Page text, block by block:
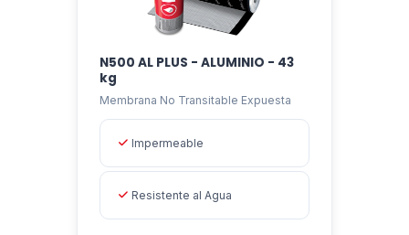
N500 AL PLUS - ALUMINIO - 43
kg
Membrana No Transitable Expuesta
Impermeable
Resistente al Agua